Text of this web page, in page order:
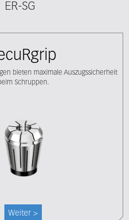
ER-SG
bieten maximale Auszugssicherheit
Schruppen.
Weiter >